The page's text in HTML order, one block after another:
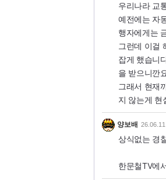
우리나라 교
예전에는 자
행자에게는
그런데 이걸
잡게 했습니
을 받으니깐
그래서 현재
지 않는게 현
양보배
상식없는 경
한문철TV에